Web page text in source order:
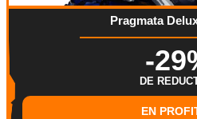
Pragmata
-
DE
EN